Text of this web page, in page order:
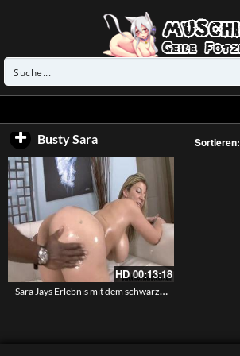
Busty Sara Sortieren:
HD00:13:18
Sara Jays Erlebnis mit dem schwarzen Wunderschwanz – Eine reife Stute mit xl Titten machts Interracial